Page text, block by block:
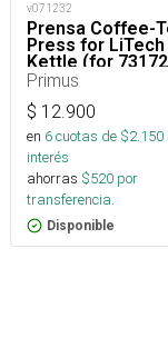
v071232
Prensa Coffee-
Press for
Kettle (for
Primus
$ 12.900
en 6cuotas de $2.150
interés
ahorras $520 por
transferencia.
Disponible